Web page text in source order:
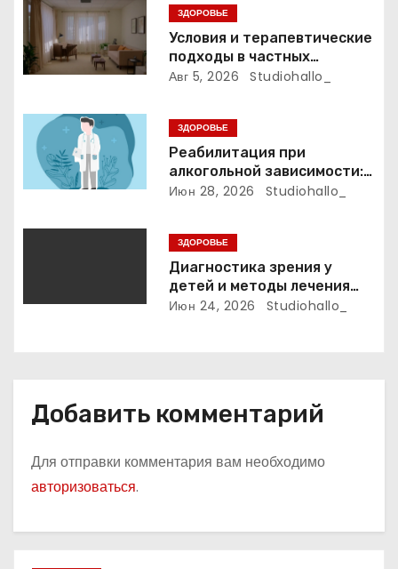
п
о
а
п
ЗДОРОВЬЕ
Условия и терапевтические
подходы в частных
психиатрических клиниках
Авг 5, 2026 Studiohallo_
ЗДОРОВЬЕ
Реабилитация при
алкогольной зависимости:
индивидуальные
анонимном подходе
Июн 28, 2026 Studiohallo_
ЗДОРОВЬЕ
Диагностика зрения у
детей и методы лечения
детской близорукости,
Июн 24, 2026 Studiohallo_
Добавить комментарий
Для отправки комментария вам необходимо
авторизоваться.